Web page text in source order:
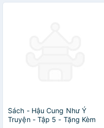
Sách - Hậu Cung Như Ý
Truyện - Tập 5 - Tặng Kèm